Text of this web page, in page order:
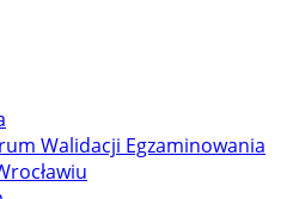
Walidacji Egzaminowania